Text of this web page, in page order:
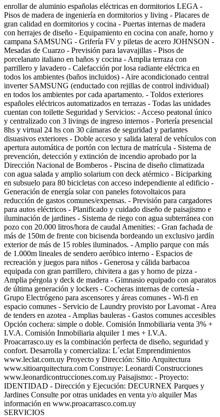
enrollar de aluminio españolas eléctricas en dormitorios LEGA -
Pisos de madera de ingeniería en dormitorios y living - Placares de
gran calidad en dormitorios y cocina - Puertas internas de madera
con herrajes de diseño - Equipamiento en cocina con anafe, horno y
campana SAMSUNG - Grifería FV y piletas de acero JOHNSON -
Mesadas de Cuarzo - Previsión para lavavajillas - Pisos de
porcelanato italiano en baños y cocina - Amplia terraza con
parrillero y lavadero - Calefacción por losa radiante eléctrica en
todos los ambientes (baños incluidos) - Aire acondicionado central
inverter SAMSUNG (enductado con rejillas de control individual)
en todos los ambientes por cada apartamento. - Toldos exteriores
españoles eléctricos automatizados en terrazas - Todas las unidades
cuentan con toilette Seguridad y Servicios: - Acceso peatonal único
y centralizado con 3 livings de ingreso internos - Portería presencial
8hs y virtual 24 hs con 30 cámaras de seguridad y parlantes
disuasivos exteriores - Doble acceso y salida lateral de vehículos con
apertura automática de portón con lectura de matrícula - Sistema de
prevención, detección y extinción de incendio aprobado por la
Dirección Nacional de Bomberos - Piscina de diseño climatizada
con agua salada y amplio solarium con deck atérmico - Biciparking
en subsuelo para 80 bicicletas con acceso independiente al edificio -
Generación de energía solar con paneles fotovoltaicos para
reducción de gastos comunes/expensas. - Previsión para cargadores
para autos eléctricos - Planificado y cuidado diseño de paisajismo e
iluminación de jardines - Sistema de riego con agua subterránea con
pozo con 20.000 litros/hora de caudal Amenities: - Gran fachada de
más de 150m de frente con bicisenda bordeando un exclusivo jardín
exterior de más de 15 robles iluminados. - Amplio parque con más
de 1.000m lineales de sendero aeróbico interno - Espacios de
recreación y juegos para niños - Generosa y cálida barbacoa
equipada con gran parrillero, chivitera a gas y horno de pizza -
Amplia pérgola y deck de madera - Gimnasio equipado con aparatos
de última generación y lockers - Cocheras internas de cortesía -
Grupo Electrógeno para ascensores y áreas comunes - Wi-fi en
espacio comunes - Servicio de Laundry provisto por Lavomat - Area
de tenders en azotea - Amplias bauleras - Gastos comunes accesibles
Opción cochera: simple o doble. Comisión Inmobiliaria venta 3% +
I.V.A. Comisión Inmobiliaria alquiler 1 mes + I.V.A.
Proacarrasco.uy es la combinación perfecta de diseño, seguridad y
confort. Desarrolla y comercializa: L´eclat Emprendimientos
www.leclat.com.uy Proyecto y Dirección: Sitio Arquitectura
www.sitioarquitectura.com Construye: Leonardi Construcciones
www.leonardicontrucciones.com.uy Paisajismo: - Proyecto:
IDENTIDAD - Dirección y Ejecución: DECURNEX Parques y
Jardines Consulte por otras unidades en venta y/o alquiler Mas
información en www.proacarrasco.com.uy
SERVICIOS